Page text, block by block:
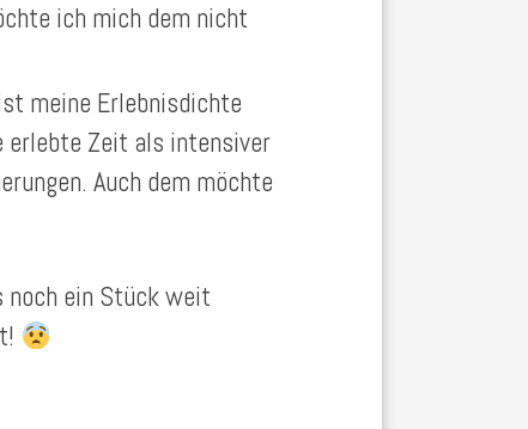
ich mich dem nicht
meine Erlebnisdichte
erlebte Zeit als intensiver
Auch dem möchte
noch ein Stück weit